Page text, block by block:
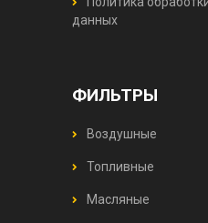
данных
ФИЛЬТРЫ
Воздушные
Топливные
Масляные